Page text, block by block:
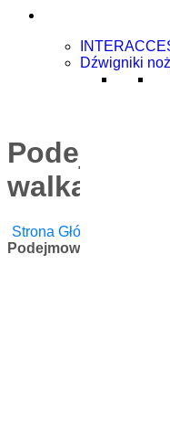
Dźwigniki
walka z
Strona Główna
Podejmowanie Działań